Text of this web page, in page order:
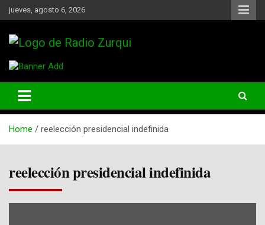
Skip
to
jueves, agosto 6, 2026
Radio Zurqui
Home reelección presidencial indefinida
reelección presidencial indefinida